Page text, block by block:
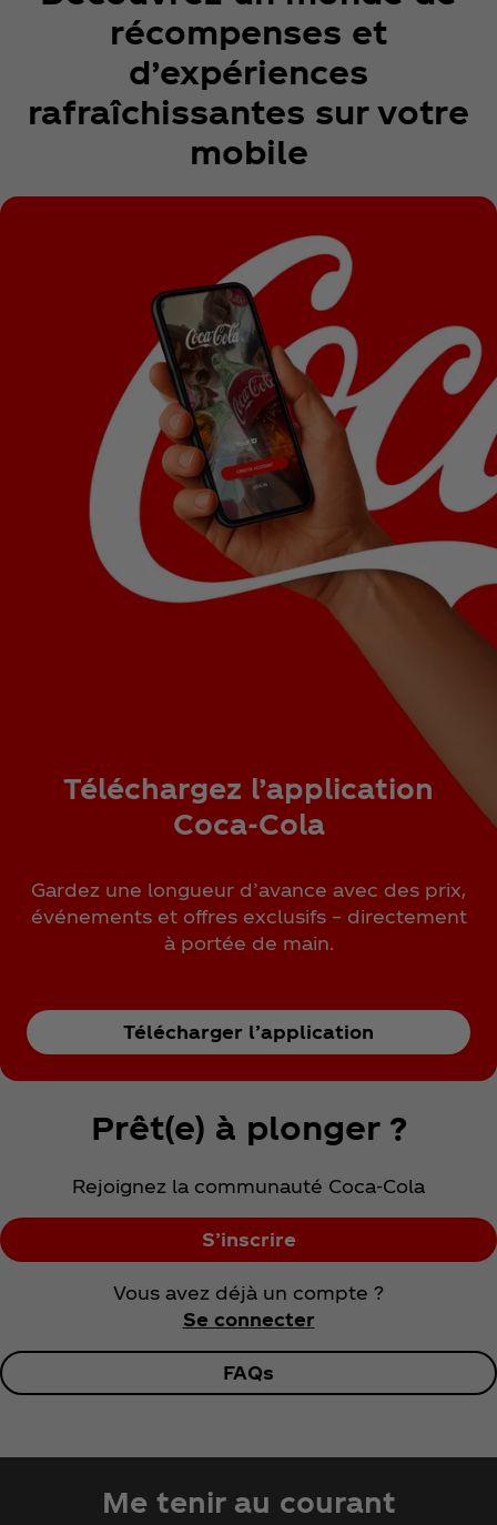
récompenses et
d’expériences
rafraîchissantes sur votre
mobile
Téléchargez l’application
Coca‑Cola
Gardez une longueur d’avance avec des prix,
événements et offres exclusifs – directement
à portée de main.
Télécharger l’application
Prêt(e) à plonger ?
Rejoignez la communauté Coca‑Cola
S’inscrire
Vous avez déjà un compte ?
Se connecter
FAQs
Me tenir au courant